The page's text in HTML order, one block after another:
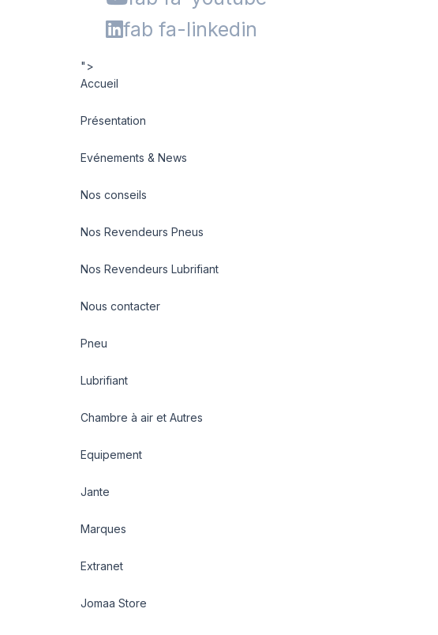
fab fa-linkedin
">
Accueil
Présentation
Evénements & News
Nos conseils
Nos Revendeurs Pneus
Nos Revendeurs Lubrifiant
Nous contacter
Pneu
Lubrifiant
Chambre à air et Autres
Equipement
Jante
Marques
Extranet
Jomaa Store